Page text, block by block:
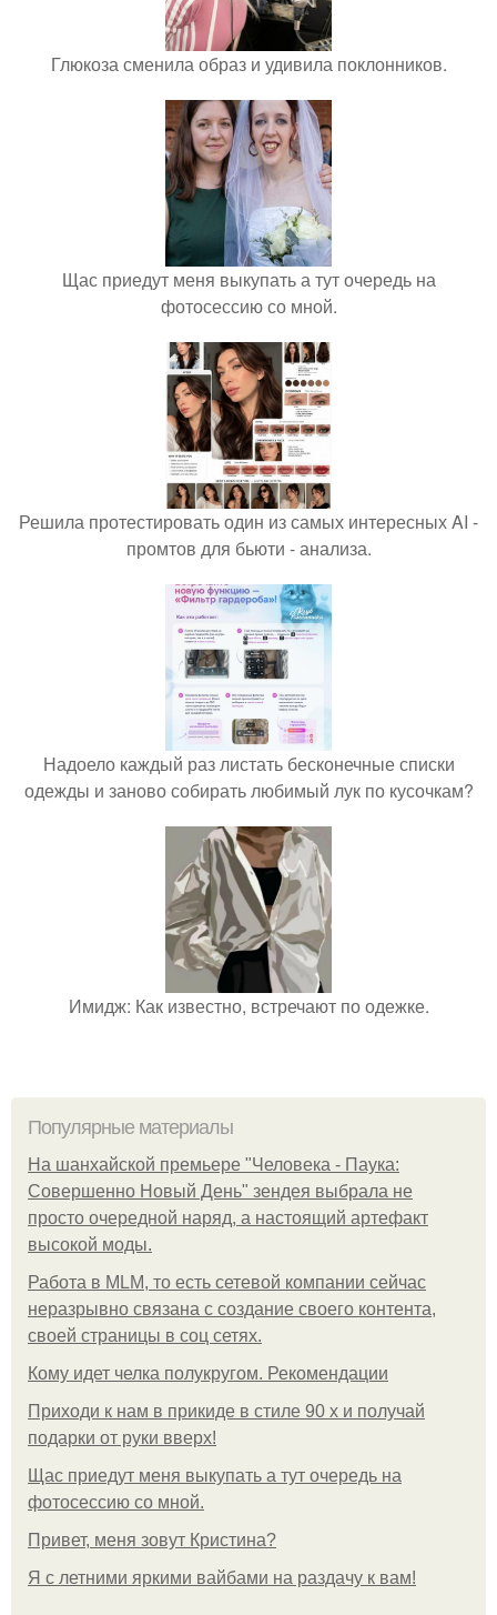
Глюкоза сменила образ и удивила поклонников.
Щас приедут меня выкупать а тут очередь на
фотосессию со мной.
Решила протестировать один из самых интересных AI -
промтов для бьюти - анализа.
Надоело каждый раз листать бесконечные списки
одежды и заново собирать любимый лук по кусочкам?
Имидж: Как известно, встречают по одежке.
Популярные материалы
На шанхайской премьере "Человека - Паука:
Совершенно Новый День" зендея выбрала не
просто очередной наряд, а настоящий артефакт
высокой моды.
Работа в MLM, то есть сетевой компании сейчас
неразрывно связана с создание своего контента,
своей страницы в соц сетях.
Кому идет челка полукругом. Рекомендации
Приходи к нам в прикиде в стиле 90 х и получай
подарки от руки вверх!
Щас приедут меня выкупать а тут очередь на
фотосессию со мной.
Привет, меня зовут Кристина?
Я с летними яркими вайбами на раздачу к вам!